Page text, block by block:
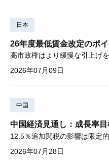
日本
26年度最低賃金改定のポ
2026年07月09日
中国
中国経済見通し：成長率
12.5％追加関税の影響は限定
2026年07月28日